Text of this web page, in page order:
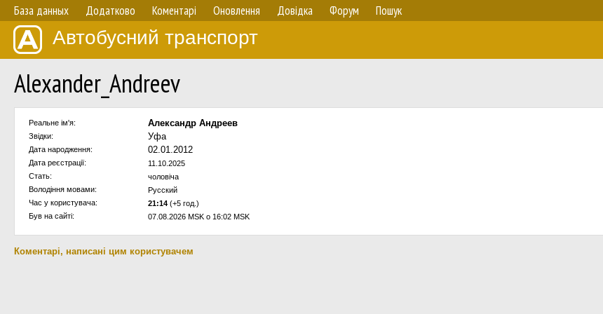
База данных Додатково Коментарі Оновлення Довідка Форум Пошук
Автобусний транспорт
Alexander_Andreev
Реальне ім'я: Александр Андреев
Звідки: Уфа
Дата народження: 02.01.2012
Дата реєстрації:
11.10.2025
Стать:
чоловіча
Володіння мовами:
Русский
Час у користувача:
21:14 (+5 год.)
Був на сайті:
07.08.2026 MSK о 16:02 MSK
Коментарі, написані цим користувачем